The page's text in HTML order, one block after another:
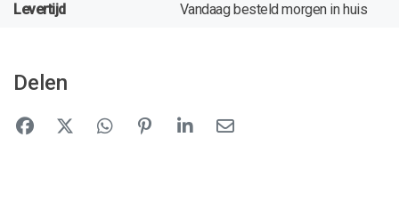
Levertijd Vandaag besteld morgen in huis
Delen